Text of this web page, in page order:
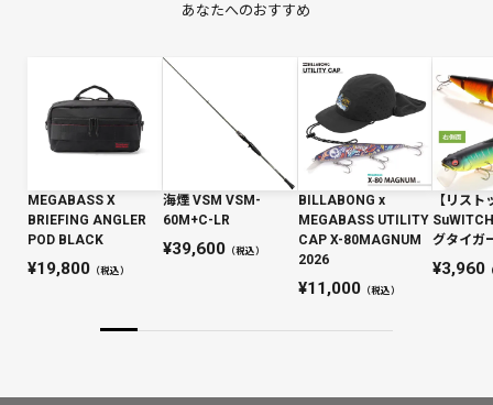
あなたへのおすすめ
MEGABASS X
BRIEFING ANGLER
POD BLACK
19,800 （税込）
海煙 VSM VSM-
60M+C-LR
39,600（税込）
BILLABONG x
MEGABASS UTILITY
CAP X-80MAGNUM
2026
11,000（税込）
【リスト
グタイガ
3,960